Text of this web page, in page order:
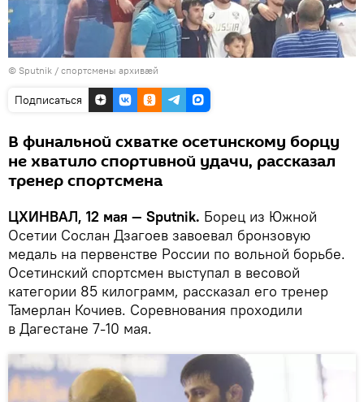
© Sputnik / спортсмены архивæй
Подписаться
В финальной схватке осетинскому борцу
не хватило спортивной удачи, рассказал
тренер спортсмена
ЦХИНВАЛ, 12 мая — Sputnik. Борец из Южной
Осетии Сослан Дзагоев завоевал бронзовую
медаль на первенстве России по вольной борьбе.
Осетинский спортсмен выступал в весовой
категории 85 килограмм, рассказал его тренер
Тамерлан Кочиев. Соревнования проходили
в Дагестане 7-10 мая.